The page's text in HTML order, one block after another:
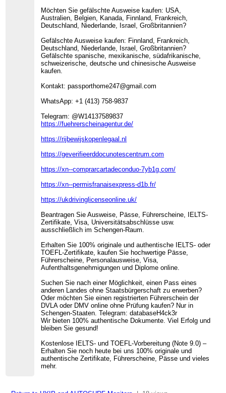
Möchten Sie gefälschte Ausweise kaufen: USA,
Australien, Belgien, Kanada, Finnland, Frankreich,
Deutschland, Niederlande, Israel, Großbritannien?
Gefälschte Ausweise kaufen: Finnland, Frankreich,
Deutschland, Niederlande, Israel, Großbritannien?
Gefälschte spanische, mexikanische, südafrikanische,
schweizerische, deutsche und chinesische Ausweise
kaufen.
Kontakt: passporthome247@gmail.com
WhatsApp: +1 (413) 758-9837
Telegram: @W14137589837
https://fuehrerscheinagentur.de/
https://rijbewijskopenlegaal.nl
https://geverifieerddocunotescentrum.com
https://xn--comprarcartadeconduo-7yb1g.com/
https://xn--permisfranaisexpress-d1b.fr/
https://ukdrivinglicenseonline.uk/
Beantragen Sie Ausweise, Pässe, Führerscheine, IELTS-
Zertifikate, Visa, Universitätsabschlüsse usw.
ausschließlich im Schengen-Raum.
Erhalten Sie 100% originale und authentische IELTS- oder
TOEFL-Zertifikate, kaufen Sie hochwertige Pässe,
Führerscheine, Personalausweise, Visa,
Aufenthaltsgenehmigungen und Diplome online.
Suchen Sie nach einer Möglichkeit, einen Pass eines
anderen Landes ohne Staatsbürgerschaft zu erwerben?
Oder möchten Sie einen registrierten Führerschein der
DVLA oder DMV online ohne Prüfung kaufen? Nur in
Schengen-Staaten. Telegram: databaseH4ck3r
Wir bieten 100% authentische Dokumente. Viel Erfolg und
bleiben Sie gesund!
Kostenlose IELTS- und TOEFL-Vorbereitung (Note 9.0) –
Erhalten Sie noch heute bei uns 100% originale und
authentische Zertifikate, Führerscheine, Pässe und vieles
mehr.